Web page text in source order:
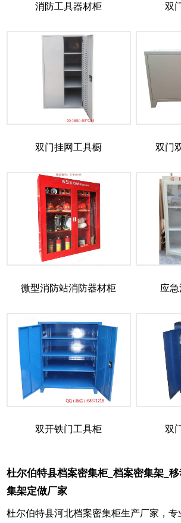
消防工具器材柜 双
双门挂网工具橱 双门
微型消防站消防器材柜 应
双开铁门工具柜 双
杜尔伯特县档案密集柜_档案密集架_
集架定做厂家
杜尔伯特县河北档案密集柜生产厂家，